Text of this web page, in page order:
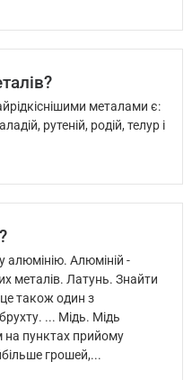
металами є:
рутеній, родій, телур і
алюмінію. Алюміній -
металів. Латунь. Знайти
також один з
... Мідь. Мідь
на пунктах прийому
грошей,...